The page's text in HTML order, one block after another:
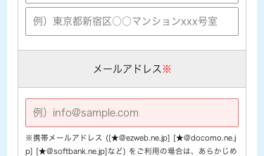
メールアドレス ※
※携帯メールアドレス ([★@ezweb.ne.jp] [★@docomo.ne.j
p] [★@softbank.ne.jp]など) をご利用の場合は、あらかじめ